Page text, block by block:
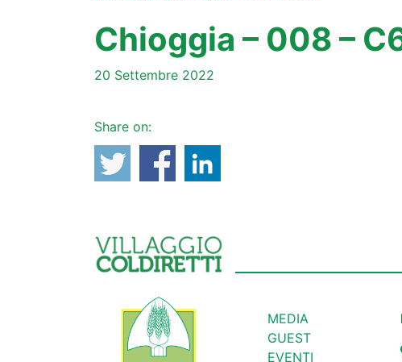
Chioggia – 008 –
20 Settembre 2022
Share on:
MEDIA
GUEST
EVENTI